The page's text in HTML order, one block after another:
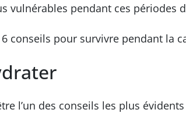
vulnérables pendant ces périodes
conseils pour survivre pendant la
l’un des conseils les plus